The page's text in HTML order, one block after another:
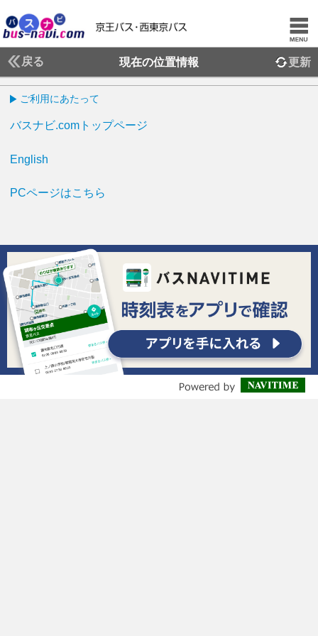
戻る 現在の位置情報 更新
ご利用にあたって
バスナビ.comトップページ
English
PCページはこちら